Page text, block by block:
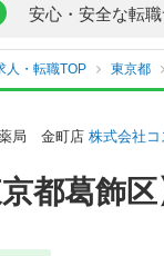
安心・安全な転
人・転職TOP 東京都
局 金町店 株式会社コ
京都葛飾区